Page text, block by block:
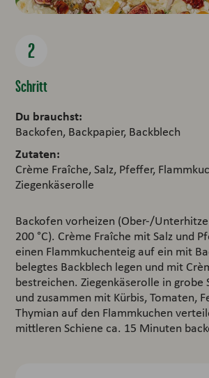
Schritt
Du brauchst:
Backofen, Backpapier, Backblech
Zutaten:
Crème Fraîche, Salz, Pfeffer,
Ziegenkäserolle
Backofen vorheizen (Ober-/
200 °C). Crème Fraîche mit Salz und
einen Flammkuchenteig auf ein mit
belegtes Backblech legen und mit
bestreichen. Ziegenkäserolle in grobe
und zusammen mit Kürbis, Tomaten,
Thymian auf den Flammkuchen
mittleren Schiene ca. 15 Minuten